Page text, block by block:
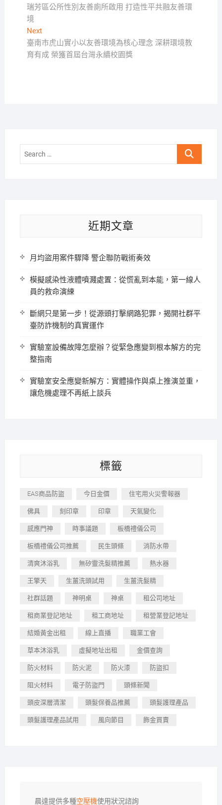
章
導
覽
post:
瑞芳區公所性別友善廁所啟用 打造性平共融友善環
境
NextNext
post:
臺南市虎山實小以友善環境為核心理念 深耕環境教
育有成 榮獲首屆台灣永續校園獎
Search
近期文章
月均盜用案件驟降 警企聯防戰術奏效
模擬感染性液體噴濺處置：從慌亂到本能，第一線人
員的救命演練
斷網只是第一步！從源頭打擊網路犯罪，揭開社群平
臺防詐機制的真實運作
實驗室設備故障怎麼辦？從緊急應變到根本解方的完
整指南
實驗室安全應變新解方：實體操作與桌上推演並重，
讓危機處理不再紙上談兵
標籤
EAS商品防盜 今日金價 住宅用火災警報器
佛具 刻印章 印章 天氣變化
感應門神 時事議題 板橋禮儀公司
板橋禮儀公司推薦 民生頭條 消防水帶
清爽沐浴乳 無矽靈洗髮精推薦 熱水器
王擎天 生薑洗頭試用 生薑洗髮精
社群話題 神明桌 神桌 租公司地址
租商業登記地址 租工商地址 租營業登記地址
結婚黃金出租 線上直播 職業工會
草本沐浴乳 虛擬地址出租 金價查詢
防火材料 防火泥 防火漆 防盜扣
阻火材料 電子防盜門 頭條新聞
頭皮深層清潔 頭髮保養品推薦 頭髮護理產品
頭髮護理產品試用 風向節目 飾金買賣
晨達提供多種空壓機使用狀況諮詢